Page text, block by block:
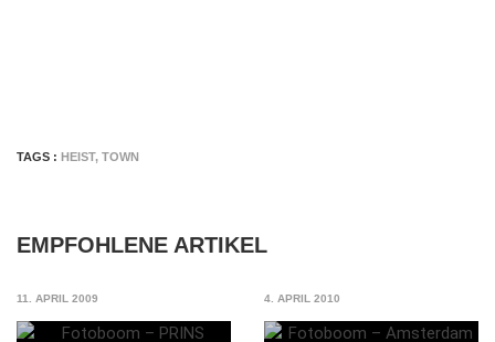
TAGS : HEIST, TOWN
EMPFOHLENE ARTIKEL
11. APRIL 2009 4. APRIL 2010